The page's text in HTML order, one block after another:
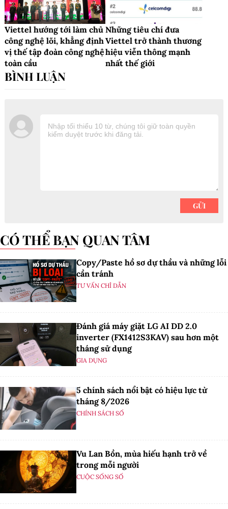
Viettel hướng tới làm chủ
công nghệ lõi, khẳng định
vị thế tập đoàn công nghệ
toàn cầu
Những tiêu chí đưa
Viettel trở thành thương
hiệu viễn thông mạnh
nhất thế giới
CÓ THỂ BẠN QUAN TÂM
Copy/Paste hồ sơ dự thầu và những lỗi
cần tránh
TƯ VẤN CHỈ DẪN
Đánh giá máy giặt LG AI DD 2.0
inverter (FX1412S3KAV) sau hơn một
tháng sử dụng
GIA DỤNG
5 chính sách nổi bật có hiệu lực từ
tháng 8/2026
CHÍNH SÁCH SỐ
Vu Lan Bồn, mùa hiếu hạnh trở về
trong mỗi người
CUỘC SỐNG SỐ